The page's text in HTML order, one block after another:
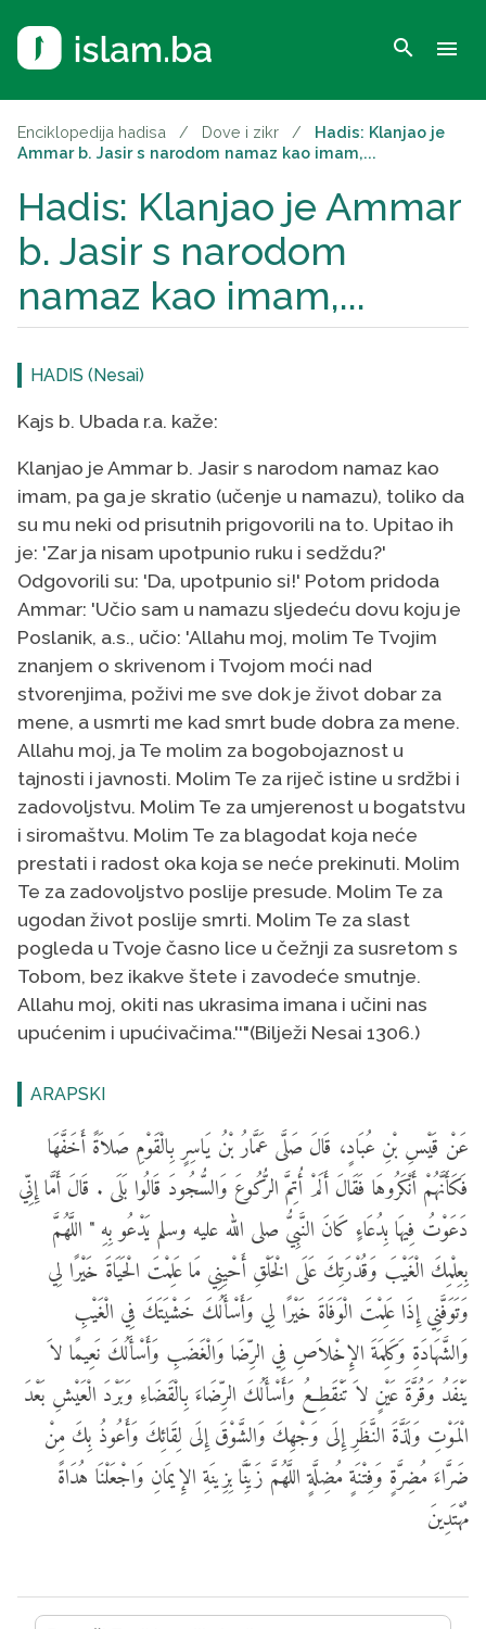
search menu
Enciklopedija hadisa / Dove i zikr /
Hadis: Klanjao je
Ammar b. Jasir s narodom namaz kao imam,...
Hadis: Klanjao je Ammar
b. Jasir s narodom
namaz kao imam,...
HADIS (Nesai)
Kajs b. Ubada r.a. kaže:
Klanjao je Ammar b. Jasir s narodom namaz kao
imam, pa ga je skratio (učenje u namazu), toliko da
su mu neki od prisutnih prigovorili na to. Upitao ih
je: 'Zar ja nisam upotpunio ruku i sedždu?'
Odgovorili su: 'Da, upotpunio si!' Potom pridoda
Ammar: 'Učio sam u namazu sljedeću dovu koju je
Poslanik, a.s., učio: 'Allahu moj, molim Te Tvojim
znanjem o skrivenom i Tvojom moći nad
stvorenjima, poživi me sve dok je život dobar za
mene, a usmrti me kad smrt bude dobra za mene.
Allahu moj, ja Te molim za bogobojaznost u
tajnosti i javnosti. Molim Te za riječ istine u srdžbi i
zadovoljstvu. Molim Te za umjerenost u bogatstvu
i siromaštvu. Molim Te za blagodat koja neće
prestati i radost oka koja se neće prekinuti. Molim
Te za zadovoljstvo poslije presude. Molim Te za
ugodan život poslije smrti. Molim Te za slast
pogleda u Tvoje časno lice u čežnji za susretom s
Tobom, bez ikakve štete i zavodeće smutnje.
Allahu moj, okiti nas ukrasima imana i učini nas
upućenim i upućivačima.''"(Bilježi Nesai 1306.)
ARAPSKI
عَنْ قَيْسِ بْنِ عُبَادٍ، قَالَ صَلَّى عَمَّارُ بْنُ يَاسِرٍ بِالْقَوْمِ صَلاَةً أَخَفَّهَا
فَكَأَنَّهُمْ أَنْكَرُوهَا فَقَالَ أَلَمْ أُتِمَّ الرُّكُوعَ وَالسُّجُودَ قَالُوا بَلَى . قَالَ أَمَّا إِنِّي
دَعَوْتُ فِيهَا بِدُعَاءٍ كَانَ النَّبِيُّ صلى الله عليه وسلم يَدْعُو بِهِ " اللَّهُمَّ
بِعِلْمِكَ الْغَيْبَ وَقُدْرَتِكَ عَلَى الْخَلْقِ أَحْيِنِي مَا عَلِمْتَ الْحَيَاةَ خَيْرًا لِي
وَتَوَفَّنِي إِذَا عَلِمْتَ الْوَفَاةَ خَيْرًا لِي وَأَسْأَلُكَ خَشْيَتَكَ فِي الْغَيْبِ
وَالشَّهَادَةِ وَكَلِمَةَ الإِخْلاَصِ فِي الرِّضَا وَالْغَضَبِ وَأَسْأَلُكَ نَعِيمًا لاَ
يَنْفَدُ وَقُرَّةَ عَيْنٍ لاَ تَنْقَطِعُ وَأَسْأَلُكَ الرِّضَاءَ بِالْقَضَاءِ وَبَرْدَ الْعَيْشِ بَعْدَ
الْمَوْتِ وَلَذَّةَ النَّظَرِ إِلَى وَجْهِكَ وَالشَّوْقَ إِلَى لِقَائِكَ وَأَعُوذُ بِكَ مِنْ
ضَرَّاءَ مُضِرَّةٍ وَفِتْنَةٍ مُضِلَّةٍ اللَّهُمَّ زَيِّنَّا بِزِينَةِ الإِيمَانِ وَاجْعَلْنَا هُدَاةً
مُهْتَدِينَ